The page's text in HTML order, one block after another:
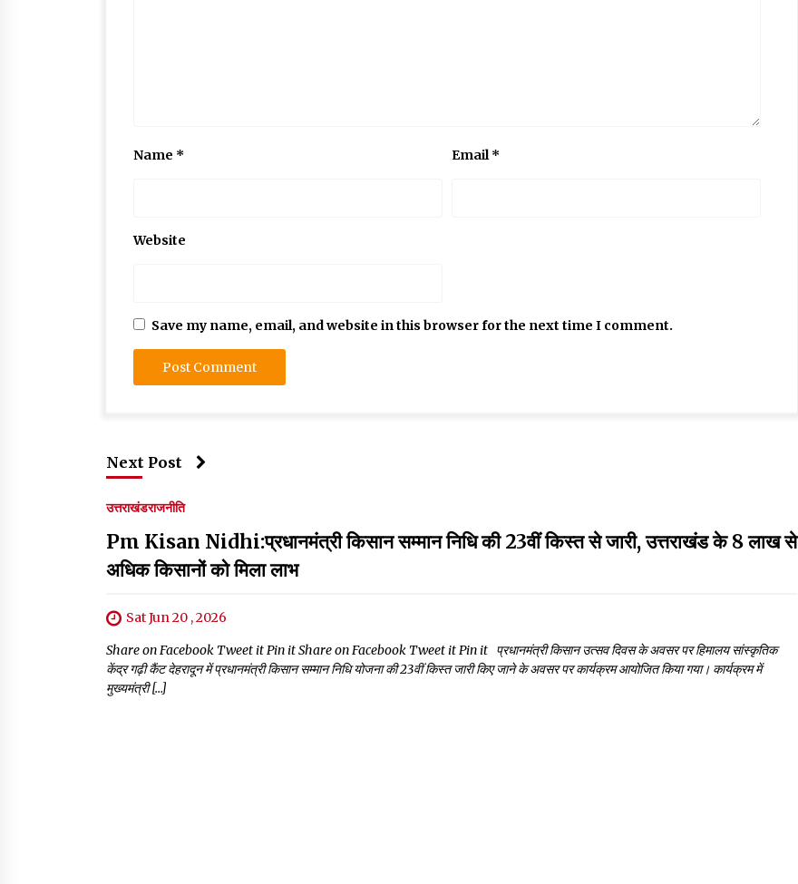
Name * Email*
Website
Save my name, email, and website in this browser for the next time I comment.
Next Post
उत्तराखंडराजनीति
Pm Kisan Nidhi:प्रधानमंत्री किसान सम्मान निधि की 23वीं किस्त से जारी, उत्तराखंड के 8 लाख से
अधिक किसानों को मिला लाभ
Sat Jun 20 , 2026
Share on Facebook Tweet it Pin it Share on Facebook Tweet it Pin it प्रधानमंत्री किसान उत्सव दिवस के अवसर पर हिमालय सांस्कृतिक
केंद्र गढ़ी कैंट देहरादून में प्रधानमंत्री किसान सम्मान निधि योजना की 23वीं किस्त जारी किए जाने के अवसर पर कार्यक्रम आयोजित किया गया। कार्यक्रम में
मुख्यमंत्री […]